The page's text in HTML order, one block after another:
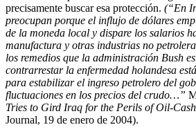
precisamente buscar esa protección. (“En
pre­ocupan porque el influjo de dólares
de la mo­neda local y dispare los salarios
manufactura y otras industrias no
los remedios que la administración Bush
contrarrestar la enfermedad holandesa
para estabilizar el ingreso petro­lero del
fluctuaciones en los precios del crudo…”
Tries to Gird Iraq for the Perils of Oil-
Journal, 19 de enero de 2004).